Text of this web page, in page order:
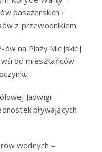
pasażerskich i
z przewodnikiem
ów na Plaży Miejskiej
mieszkańców
Jadwigi –
pływających
wodnych –